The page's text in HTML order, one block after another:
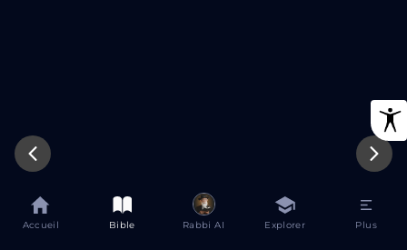
Accueil Bible Rabbi AI Explorer Plus